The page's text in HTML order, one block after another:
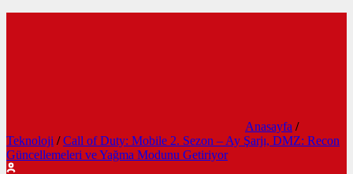
Anasayfa /
Teknoloji / Call of Duty: Mobile 2. Sezon – Ay Şarjı, DMZ: Recon
Güncellemeleri ve Yağma Modunu Getiriyor